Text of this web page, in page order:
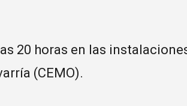
20 horas en las
(CEMO).